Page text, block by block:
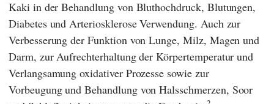
Kaki in der Behandlung von Bluthochdruck, Blutungen,
Diabetes und Arteriosklerose Verwendung. Auch zur
Verbesserung der Funktion von Lunge, Milz, Magen und
Darm, zur Aufrechterhaltung der Körpertemperatur und
Verlangsamung oxidativer Prozesse sowie zur
Vorbeugung und Behandlung von Halsschmerzen, Soor